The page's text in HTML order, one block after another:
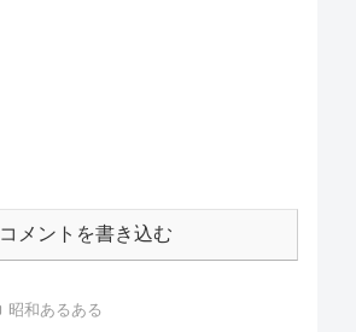
コメントを書き込む
昭和あるある